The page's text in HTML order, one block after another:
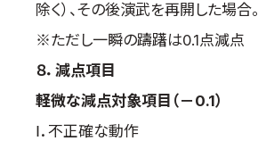
除く）、その後演武を再開した場合。
※ただし一瞬の躊躇は0.1点減点
８．減点項目
軽微な減点対象項目（－0.1）
Ⅰ．不正確な動作